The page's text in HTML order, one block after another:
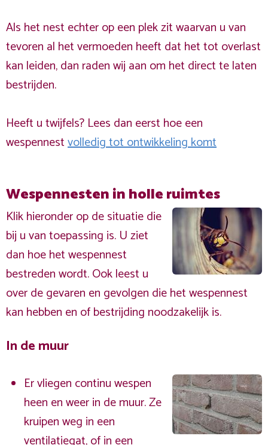
Als het nest echter op een plek zit waarvan u van
tevoren al het vermoeden heeft dat het tot overlast
kan leiden, dan raden wij aan om het direct te laten
bestrijden.
Heeft u twijfels? Lees dan eerst hoe een
wespennestvolledig tot ontwikkeling komt
Wespennesten in holle ruimtes
Klik hieronder op de situatie die
bij u van toepassing is. U ziet
dan hoe het wespennest
bestreden wordt. Ook leest u
over de gevaren en gevolgen die het wespennest
kan hebben en of bestrijding noodzakelijk is.
In de muur
Er vliegen continu wespen
heen en weer in de muur. Ze
kruipen weg in een